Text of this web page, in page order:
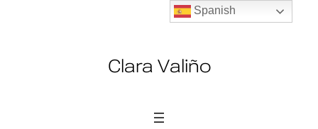
Clara Valiño
Spanish